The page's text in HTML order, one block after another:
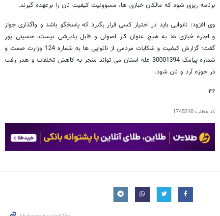
برنامه ریزی شود که مالکان خبازی ها، مسوولیت کیفیت نان را برعهده گیرند.
وی افزود: نانوایی باید در اختیار کسی قرار بگیرد که پاسخگو باشد و واگذاری جواز
و اجاره خبازی ها به هیچ عنوان کار اصولی و قابل پذیرشی نیست. حسینی پور
گفت: گزارش کیفیت و شکایات مردمی از نانوایی ها به شماره 124 وزارت صمت و
شماره پیامک 30001394 غله استان می تواند منجر به کاهش تخلفات و هدر رفت
در حوزه آرد و نان شود.
۴۶
کد مطلب1745210